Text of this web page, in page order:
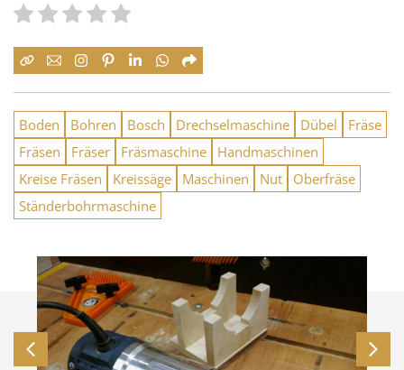
Boden Bohren Bosch Drechselmaschine Dübel
Fräse
Fräsen
Fräser Fräsmaschine
Handmaschinen
Kreise Fräsen
Kreissäge Maschinen Nut
Oberfräse
Ständerbohrmaschine